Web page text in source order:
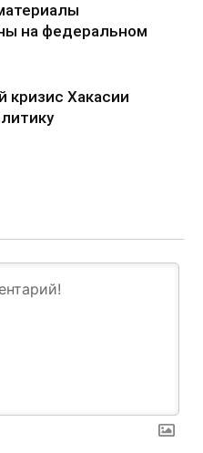
на федеральном
кризис Хакасии